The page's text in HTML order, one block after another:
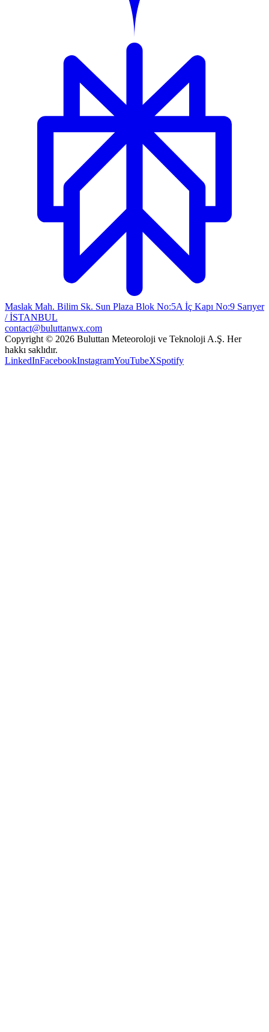
Maslak Mah. Bilim Sk. Sun Plaza Blok No:5A İç Kapı No:9 Sarıyer
/ İSTANBUL
contact@buluttanwx.com
Copyright © 2026 Buluttan Meteoroloji ve Teknoloji A.Ş. Her
hakkı saklıdır.
LinkedInFacebookInstagramYouTubeXSpotify